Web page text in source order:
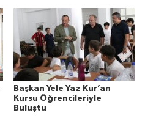
Başkan Yele Yaz Kur’an
Kursu Öğrencileriyle
Buluştu